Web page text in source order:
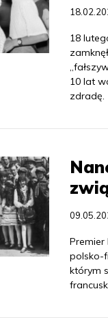
18
10 lat
zdradę.
polsko-
którym